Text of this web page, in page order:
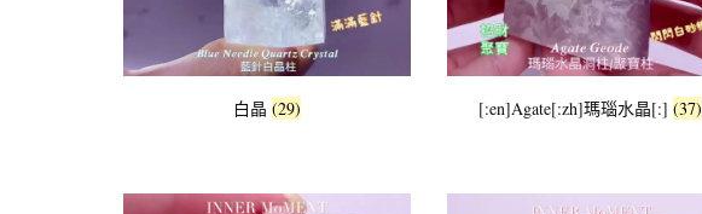
白晶(29) [:en]Agate[:zh]瑪瑙水晶[:](37)